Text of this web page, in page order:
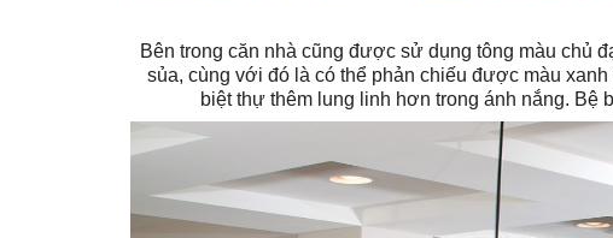
Bên trong căn nhà cũng được sử dụng tông màu chủ
sủa, cùng với đó là có thể phản chiếu được màu
biệt thự thêm lung linh hơn trong ánh nắng. Bệ